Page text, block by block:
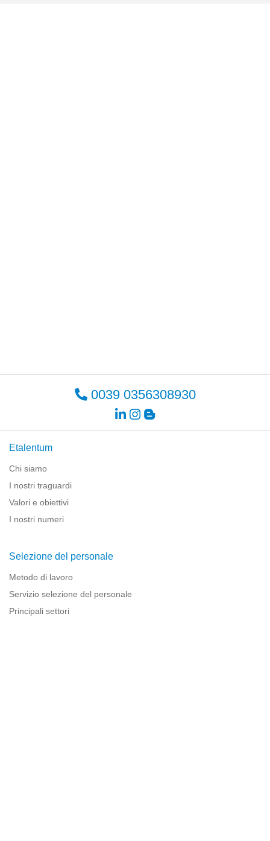
0039 0356308930
Etalentum
Chi siamo
I nostri traguardi
Valori e obiettivi
I nostri numeri
Selezione del personale
Metodo di lavoro
Servizio selezione del personale
Principali settori